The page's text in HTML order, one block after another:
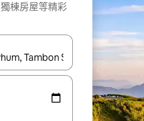
棟房屋等精彩
箭頭，或輕點、滑動裝置。